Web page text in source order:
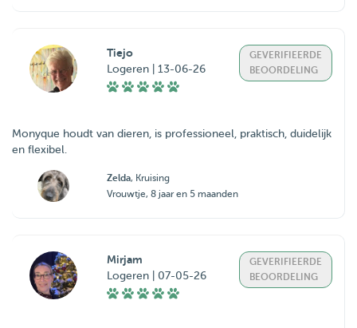
Tiejo
Logeren | 13-06-26
GEVERIFIEERDE
BEOORDELING
Monyque houdt van dieren, is professioneel, praktisch, duidelijk
en flexibel.
Zelda, Kruising
Vrouwtje, 8 jaar en 5 maanden
Mirjam
Logeren | 07-05-26
GEVERIFIEERDE
BEOORDELING